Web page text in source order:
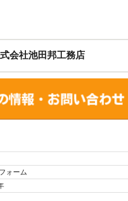
会社池田邦工務店
ォーム